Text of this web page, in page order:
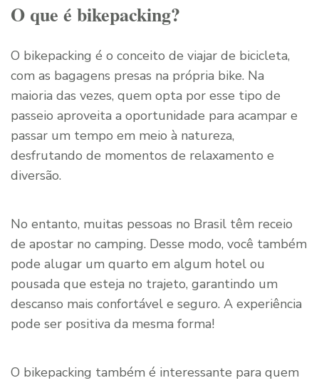
O que é bikepacking?
O bikepacking é o conceito de viajar de bicicleta,
com as bagagens presas na própria bike. Na
maioria das vezes, quem opta por esse tipo de
passeio aproveita a oportunidade para acampar e
passar um tempo em meio à natureza,
desfrutando de momentos de relaxamento e
diversão.
No entanto, muitas pessoas no Brasil têm receio
de apostar no camping. Desse modo, você também
pode alugar um quarto em algum hotel ou
pousada que esteja no trajeto, garantindo um
descanso mais confortável e seguro. A experiência
pode ser positiva da mesma forma!
O bikepacking também é interessante para quem